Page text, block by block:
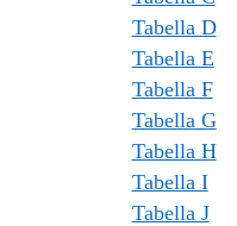
Tabella D
Tabella E
Tabella F
Tabella G
Tabella H
Tabella I
Tabella J